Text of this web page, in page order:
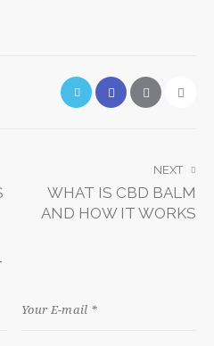
NEXT
WHAT IS CBD BALM
AND HOW IT WORKS